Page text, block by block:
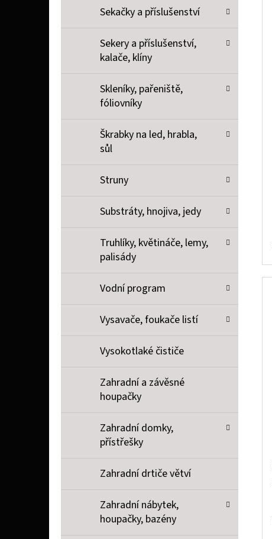
Sekačky a příslušenství
Sekery a příslušenství,
kalače, klíny
Skleníky, pařeniště,
fóliovníky
Škrabky na led, hrabla,
sůl
Struny
Substráty, hnojiva, jedy
Truhlíky, květináče, lemy,
palisády
Vodní program
Vysavače, foukače listí
Vysokotlaké čističe
Zahradní a závěsné
houpačky
Zahradní domky,
přístřešky
Zahradní drtiče větví
Zahradní nábytek,
houpačky, bazény